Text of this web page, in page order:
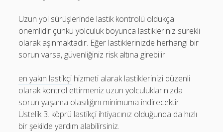
Uzun yol sürüşlerinde lastik kontrolü oldukça
önemlidir çünkü yolculuk boyunca lastikleriniz sürekli
olarak aşınmaktadır. Eğer lastiklerinizde herhangi bir
sorun varsa, güvenliğiniz risk altına girebilir.
en yakın lastikçi hizmeti alarak lastiklerinizi düzenli
olarak kontrol ettirmeniz uzun yolculuklarınızda
sorun yaşama olasılığını minimuma indirecektir.
Üstelik 3. köprü lastikçi ihtiyacınız olduğunda da hızlı
bir şekilde yardım alabilirsiniz.